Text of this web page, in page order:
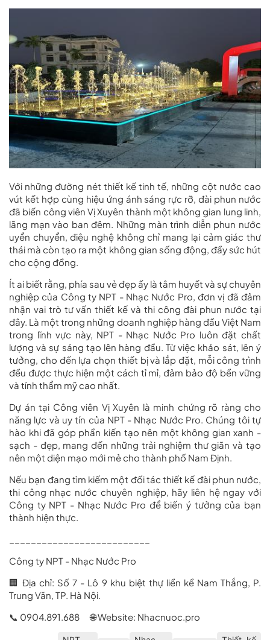
Với những đường nét thiết kế tinh tế, những cột nước cao
vút kết hợp cùng hiệu ứng ánh sáng rực rỡ, đài phun nước
đã biến công viên Vị Xuyên thành một không gian lung linh,
lãng mạn vào ban đêm. Những màn trình diễn phun nước
uyển chuyển, điệu nghệ không chỉ mang lại cảm giác thư
thái mà còn tạo ra một không gian sống động, đầy sức hút
cho cộng đồng.
Ít ai biết rằng, phía sau vẻ đẹp ấy là tâm huyết và sự chuyên
nghiệp của Công ty NPT - Nhạc Nước Pro, đơn vị đã đảm
nhận vai trò tư vấn thiết kế và thi công đài phun nước tại
đây. Là một trong những doanh nghiệp hàng đầu Việt Nam
trong lĩnh vực này, NPT - Nhạc Nước Pro luôn đặt chất
lượng và sự sáng tạo lên hàng đầu. Từ việc khảo sát, lên ý
tưởng, cho đến lựa chọn thiết bị và lắp đặt, mỗi công trình
đều được thực hiện một cách tỉ mỉ, đảm bảo độ bền vững
và tính thẩm mỹ cao nhất.
Dự án tại Công viên Vị Xuyên là minh chứng rõ ràng cho
năng lực và uy tín của NPT - Nhạc Nước Pro. Chúng tôi tự
hào khi đã góp phần kiến tạo nên một không gian xanh -
sạch - đẹp, mang đến những trải nghiệm thư giãn và tạo
nên một diện mạo mới mẻ cho thành phố Nam Định.
Nếu bạn đang tìm kiếm một đối tác thiết kế đài phun nước,
thi công nhạc nước chuyên nghiệp, hãy liên hệ ngay với
Công ty NPT - Nhạc Nước Pro để biến ý tưởng của bạn
thành hiện thực.
Công ty NPT - Nhạc Nước Pro
🏢 Địa chỉ: Số 7 - Lô 9 khu biệt thự liền kề Nam Thắng, P.
Trung Văn, TP. Hà Nội.
📞 0904.891.688 🌐 Website: Nhacnuoc.pro